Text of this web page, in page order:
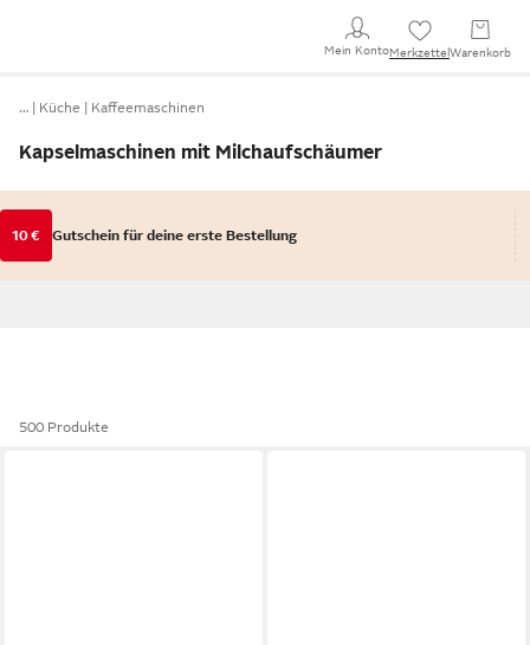
Mein KontoMerkzettel Warenkorb
… Küche Kaffeemaschinen
Kapselmaschinen mit Milchaufschäumer
10 € Gutschein für deine erste Bestellung
500 Produkte